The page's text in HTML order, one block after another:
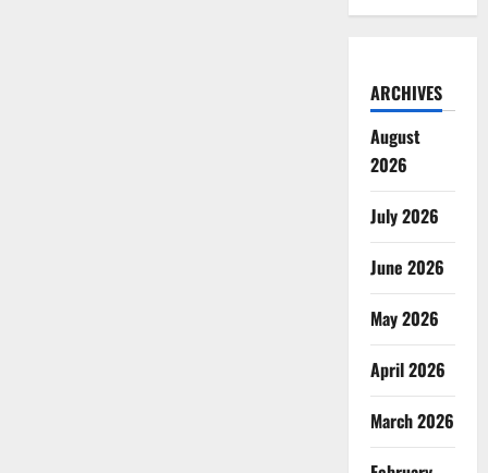
ARCHIVES
August
2026
July 2026
June 2026
May 2026
April 2026
March 2026